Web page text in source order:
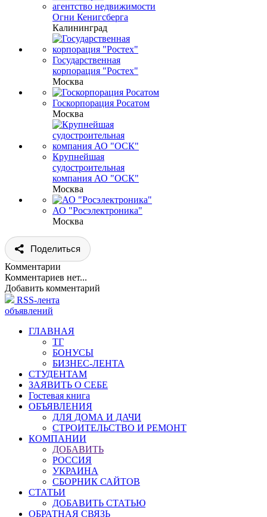
агентство недвижимости
Огни Кенигсберга
Калининград
Государственная
корпорация "Ростех"
Москва
Госкорпорация Росатом
Москва
Крупнейшая
судостроительная
компания АО "ОСК"
Москва
АО "Росэлектроника"
Москва
Поделиться
Комментарии
Комментариев нет...
Добавить комментарий
RSS-лента
объявлений
ГЛАВНАЯ
ТГ
БОНУСЫ
БИЗНЕС-ЛЕНТА
СТУДЕНТАМ
ЗАЯВИТЬ О СЕБЕ
Гостевая книга
ОБЪЯВЛЕНИЯ
ДЛЯ ДОМА И ДАЧИ
СТРОИТЕЛЬСТВО И РЕМОНТ
КОМПАНИИ
ДОБАВИТЬ
РОССИЯ
УКРАИНА
СБОРНИК САЙТОВ
СТАТЬИ
ДОБАВИТЬ СТАТЬЮ
ОБРАТНАЯ СВЯЗЬ